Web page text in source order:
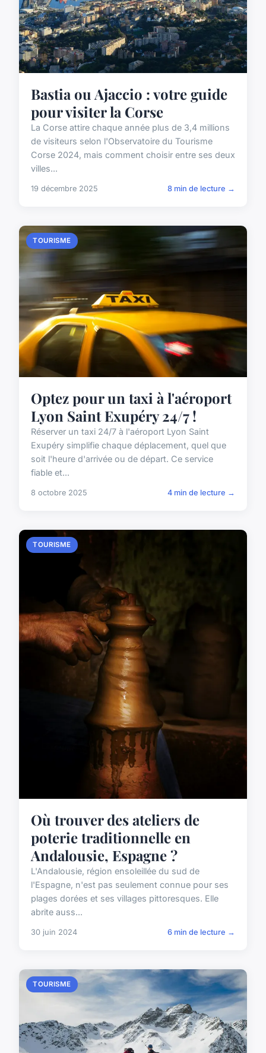
Bastia ou Ajaccio : votre guide
pour visiter la Corse
La Corse attire chaque année plus de 3,4 millions
de visiteurs selon l'Observatoire du Tourisme
Corse 2024, mais comment choisir entre ses deux
villes...
19 décembre 2025 8 min de lecture →
TOURISME
Optez pour un taxi à l'aéroport
Lyon Saint Exupéry 24/7 !
Réserver un taxi 24/7 à l'aéroport Lyon Saint
Exupéry simplifie chaque déplacement, quel que
soit l'heure d'arrivée ou de départ. Ce service
fiable et...
8 octobre 2025 4 min de lecture →
TOURISME
Où trouver des ateliers de
poterie traditionnelle en
Andalousie, Espagne ?
L'Andalousie, région ensoleillée du sud de
l'Espagne, n'est pas seulement connue pour ses
plages dorées et ses villages pittoresques. Elle
abrite auss...
30 juin 2024 6 min de lecture →
TOURISME